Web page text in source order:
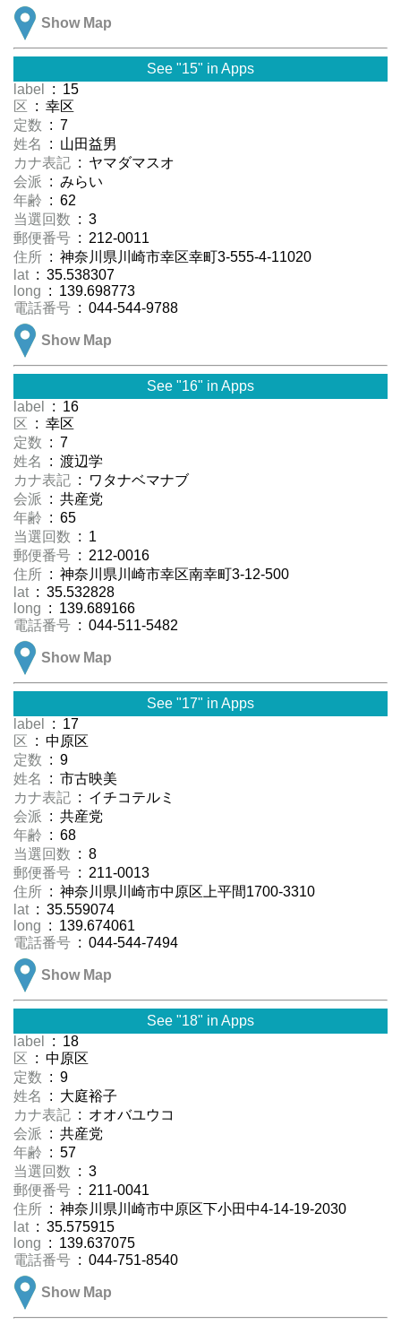
Show Map
See "15" in Apps
label
: 15
区 : 幸区
定数 : 7
姓名
: 山田益男
カナ表記 : ヤマダマスオ
会派 : みらい
年齢 : 62
当選回数 : 3
郵便番号 : 212-0011
住所 : 神奈川県川崎市幸区幸町3-555-4-11020
lat : 35.538307
long : 139.698773
電話番号 : 044-544-9788
Show Map
See "16" in Apps
label
: 16
区 : 幸区
定数 : 7
姓名
: 渡辺学
カナ表記 : ワタナベマナブ
会派 : 共産党
年齢 : 65
当選回数 : 1
郵便番号 : 212-0016
住所 : 神奈川県川崎市幸区南幸町3-12-500
lat : 35.532828
long : 139.689166
電話番号 : 044-511-5482
Show Map
See "17" in Apps
label
: 17
区 : 中原区
定数 : 9
姓名
: 市古映美
カナ表記 : イチコテルミ
会派 : 共産党
年齢 : 68
当選回数 : 8
郵便番号 : 211-0013
住所 : 神奈川県川崎市中原区上平間1700-3310
lat : 35.559074
long : 139.674061
電話番号 : 044-544-7494
Show Map
See "18" in Apps
label
: 18
区 : 中原区
定数 : 9
姓名
: 大庭裕子
カナ表記 : オオバユウコ
会派 : 共産党
年齢 : 57
当選回数 : 3
郵便番号 : 211-0041
住所 : 神奈川県川崎市中原区下小田中4-14-19-2030
lat : 35.575915
long : 139.637075
電話番号 : 044-751-8540
Show Map